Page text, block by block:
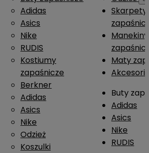
Adidas
Asics
Nike
RUDIS
Kostiumy
zapaśnicze
Berkner
Adidas
Asics
Nike
Odzież
Koszulki
Skarpety
Manekiny
Maty
Buty
Adidas
Asics
Nike
RUDIS